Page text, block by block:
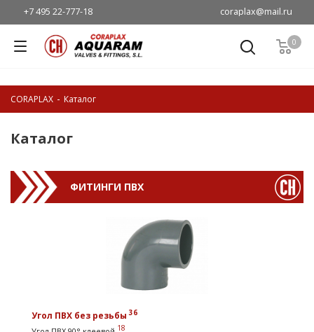
+7 495 22-777-18 coraplax@mail.ru
0
CORAPLAX - Каталог
Каталог
ФИТИНГИ ПВХ
Угол ПВХ без резьбы 36
18